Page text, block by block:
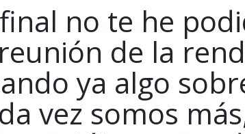
no te he
de la
ya algo
vez somos